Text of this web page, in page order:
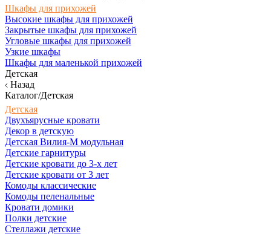
Шкафы для прихожей
Высокие шкафы для прихожей
Закрытые шкафы для прихожей
Угловые шкафы для прихожей
Узкие шкафы
Шкафы для маленькой прихожей
Детская
Назад
Каталог/Детская
Детская
Двухъярусные кровати
Декор в детскую
Детская Вилия-М модульная
Детские гарнитуры
Детские кровати до 3-х лет
Детские кровати от 3 лет
Комоды классические
Комоды пеленальные
Кровати домики
Полки детские
Стеллажи детские